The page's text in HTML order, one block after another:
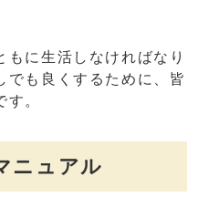
に生活しなければなり
でも良くするために、皆
。
ニュアル